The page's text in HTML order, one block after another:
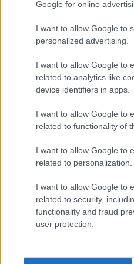
Google for online
I want to allow Google to
personalized advertising.
I want to allow Google to
related to analytics like
device identifiers in apps.
I want to allow Google to
related to functionality of
I want to allow Google to
related to personalization.
I want to allow Google to
related to security,
functionality and fraud
user protection.
Η δομή της εμφάνιζε
επαγγελματικής
της είχαν αναλάβει
η τεχνική διαχείριση
διαθέσιμου
συνδρομητών, καθώς
τεχνικής
προβλημάτων και τη
απρόσκοπτης
Η πρόσβαση των
παρεχόμενες